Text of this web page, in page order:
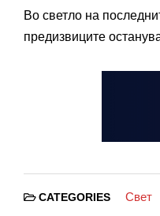
Во светло на
предизвиците
CATEGORIES Свет